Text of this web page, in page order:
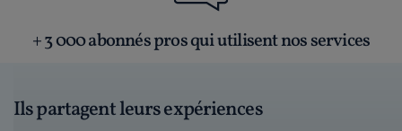
+ 3 000 abonnés pros qui utilisent nos services
Ils partagent leurs expériences